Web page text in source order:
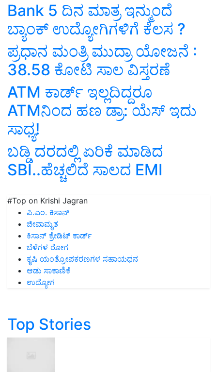
Bank 5 ದಿನ ಮಾತ್ರ ಇನ್ಮುಂದೆ
ಬ್ಯಾಂಕ್‌ ಉದ್ಯೋಗಿಗಳಿಗೆ ಕೆಲಸ ?
ಪ್ರಧಾನ ಮಂತ್ರಿ ಮುದ್ರಾ ಯೋಜನೆ :
38.58 ಕೋಟಿ ಸಾಲ ವಿಸ್ತರಣೆ
ATM ಕಾರ್ಡ್ ಇಲ್ಲದಿದ್ದರೂ
ATMನಿಂದ ಹಣ ಡ್ರಾ: ಯೆಸ್‌ ಇದು
ಸಾಧ್ಯ!
ಬಡ್ಡಿ ದರದಲ್ಲಿ ಏರಿಕೆ ಮಾಡಿದ
SBI..ಹೆಚ್ಚಲಿದೆ ಸಾಲದ EMI
#Top on Krishi Jagran
ಪಿ.ಎಂ. ಕಿಸಾನ್
ಜೀವಾಮೃತ
ಕಿಸಾನ್ ಕ್ರೇಡಿಟ್ ಕಾರ್ಡ್
ಬೆಳೆಗಳ ರೋಗ
ಕೃಷಿ ಯಂತ್ರೋಪಕರಣಗಳ ಸಹಾಯಧನ
ಆಡು ಸಾಕಾಣಿಕೆ
ಉದ್ಯೋಗ
Top Stories